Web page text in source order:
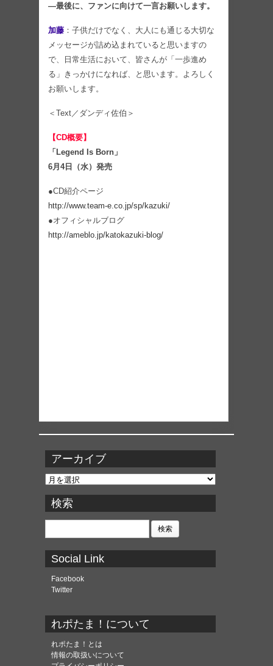
―最後に、ファンに向けて一言お願いします。
加藤 ：子供だけでなく、大人にも通じる大切な
メッセージが詰め込まれていると思いますの
で、日常生活において、皆さんが「一歩進め
る」きっかけになれば、と思います。よろしく
お願いします。
＜Text／ダンディ佐伯＞
【CD概要】
「Legend Is Born」
6月4日（水）発売
●CD紹介ページ
http://www.team-e.co.jp/sp/kazuki/
●オフィシャルブログ
http://ameblo.jp/katokazuki-blog/
アーカイブ
ア
カ
イ
ブ
検索
検
Social Link
Facebook
Twitter
れポたま！について
れポたま！とは
情報の取扱いについて